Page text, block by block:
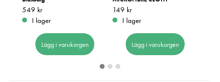
Pris: 549 kr
549 kr
I lager
Lägg i varukorgen
Pris: 149 kr
149 kr
I lager
Lägg i varukorgen